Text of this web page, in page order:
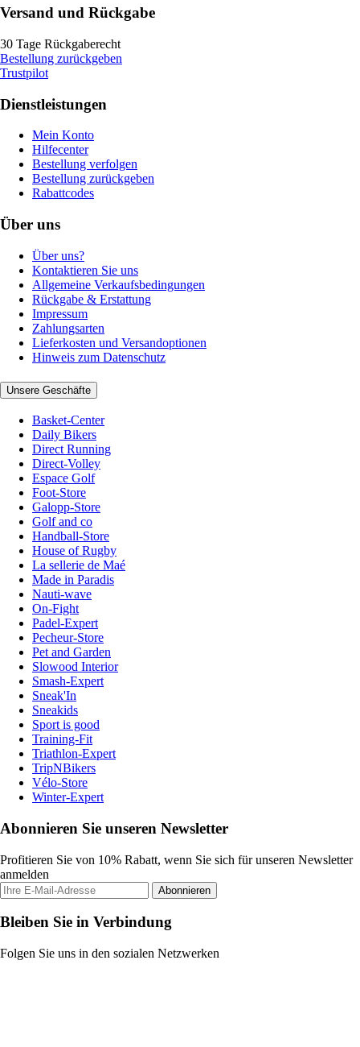
Versand und Rückgabe
30 Tage Rückgaberecht
Bestellung zurückgeben
Trustpilot
Dienstleistungen
Mein Konto
Hilfecenter
Bestellung verfolgen
Bestellung zurückgeben
Rabattcodes
Über uns
Über uns?
Kontaktieren Sie uns
Allgemeine Verkaufsbedingungen
Rückgabe & Erstattung
Impressum
Zahlungsarten
Lieferkosten und Versandoptionen
Hinweis zum Datenschutz
Unsere Geschäfte
Basket-Center
Daily Bikers
Direct Running
Direct-Volley
Espace Golf
Foot-Store
Galopp-Store
Golf and co
Handball-Store
House of Rugby
La sellerie de Maé
Made in Paradis
Nauti-wave
On-Fight
Padel-Expert
Pecheur-Store
Pet and Garden
Slowood Interior
Smash-Expert
Sneak'In
Sneakids
Sport is good
Training-Fit
Triathlon-Expert
TripNBikers
Vélo-Store
Winter-Expert
Abonnieren Sie unseren Newsletter
Profitieren Sie von 10% Rabatt, wenn Sie sich für unseren Newsletter
anmelden
Abonnieren
Bleiben Sie in Verbindung
Folgen Sie uns in den sozialen Netzwerken